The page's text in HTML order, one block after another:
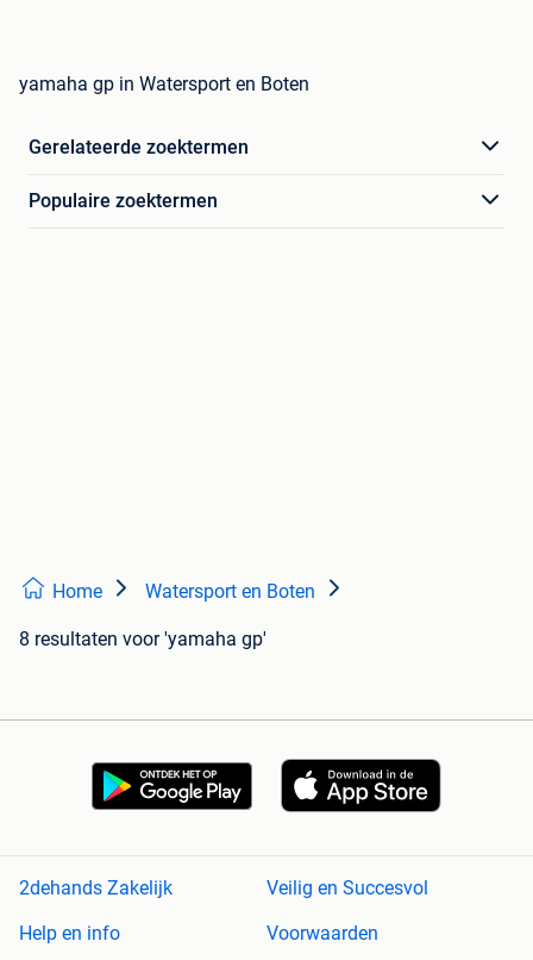
yamaha gp in Watersport en Boten
Gerelateerde zoektermen
Populaire zoektermen
Home Watersport en Boten
8 resultaten voor 'yamaha gp'
2dehands Zakelijk
Veilig en Succesvol
Help en info
Voorwaarden